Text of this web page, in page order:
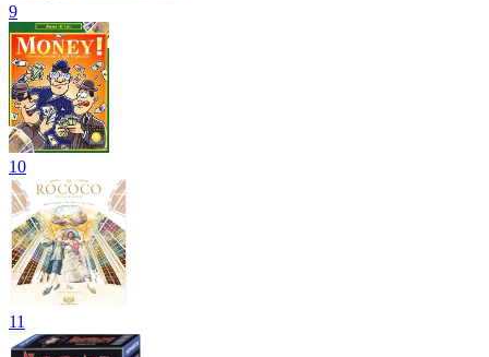
9
10
11